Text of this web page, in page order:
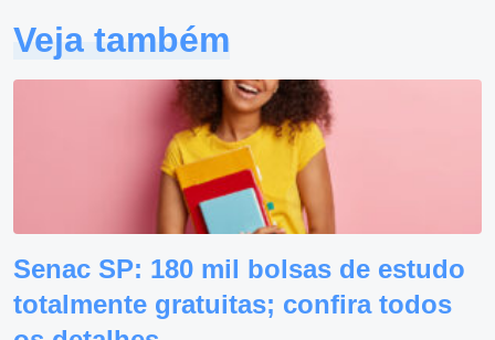
Veja também
Senac SP: 180 mil bolsas de estudo
totalmente gratuitas; confira todos